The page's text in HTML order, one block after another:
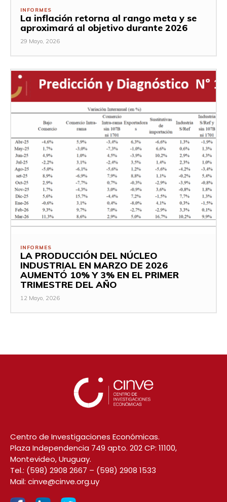
INFORMES
La inflación retorna al rango meta y se
aproximará al objetivo durante 2026
29 Mayo, 2026
INFORMES
LA PRODUCCIÓN DEL NÚCLEO
INDUSTRIAL EN MARZO DE 2026
AUMENTÓ 10% Y 3% EN EL PRIMER
TRIMESTRE DEL AÑO
12 Mayo, 2026
Centro de Investigaciones Económicas.
Plaza Independencia 749 apto. 202 CP: 11100,
Montevideo, Uruguay.
Tel.: (598) 2908 2667 – (598) 2908 1533
Mail: cinve@cinve.org.uy